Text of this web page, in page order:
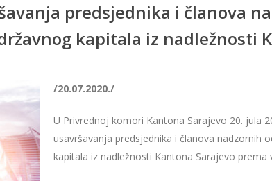
predsjednika i članova
kapitala iz nadležnosti
/20.07.2020./
U Privrednoj komori Kantona Sarajevo 20. jula
usavršavanja predsjednika i članova nadzornih
kapitala iz nadležnosti Kantona Sarajevo prema